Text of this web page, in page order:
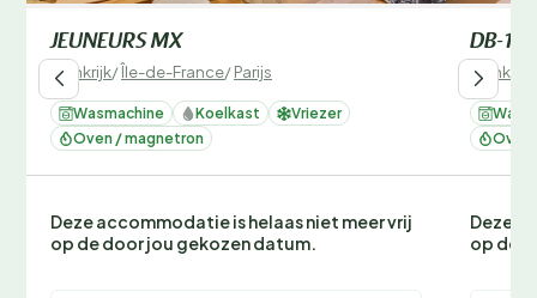
JEUNEURS MX
Frankrijk/Île-de-France/Parijs
Wasmachine Koelkast
Vriezer
Oven / magnetron
Deze accommodatie is helaas niet meer vrij
op de door jou gekozen datum.
DB-
Frankrijk
Oven
Deze
op de